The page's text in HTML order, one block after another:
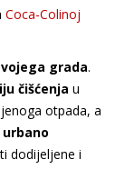
Coca-Colinoj
grada.
čišćenja u
otpada, a
dodijeljene i